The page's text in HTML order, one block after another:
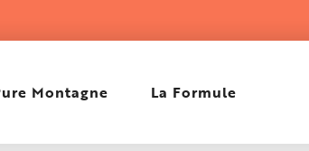
Montagne La Formule